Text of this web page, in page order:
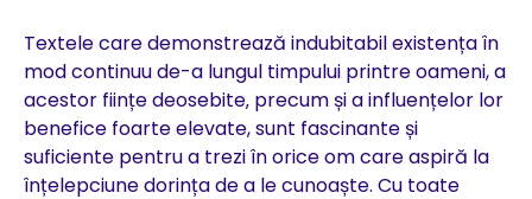
Textele care demonstrează indubitabil existența în
mod continuu de-a lungul timpului printre oameni, a
acestor ființe deosebite‚ precum și a influențelor lor
benefice foarte elevate, sunt fascinante și
suficiente pentru a trezi în orice om care aspiră la
înțelepciune dorința de a le cunoaște. Cu toate